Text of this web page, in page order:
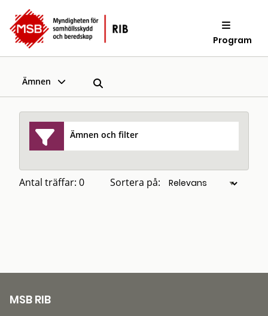
Program
Ämnen
Ämnen och filter
Antal träffar: 0 Sortera på:
MSB RIB